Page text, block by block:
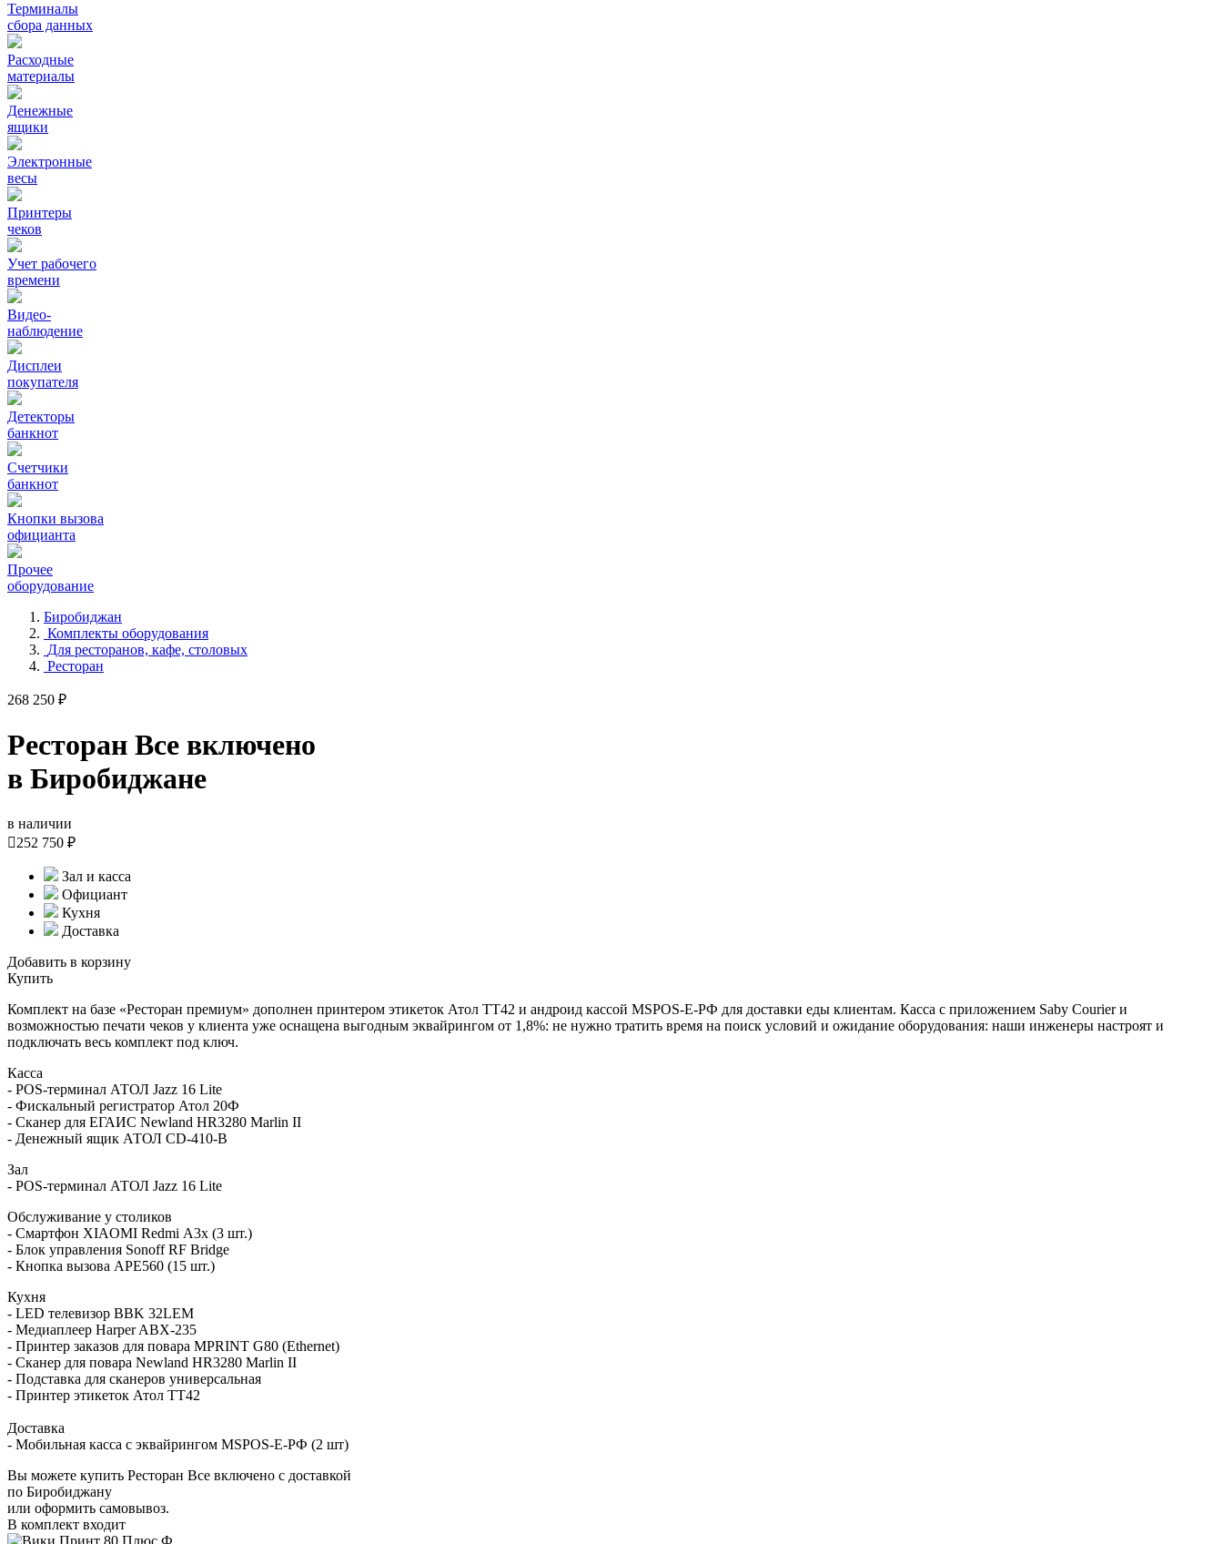
Терминалы
сбора данных
Расходные
материалы
Денежные
ящики
Электронные
весы
Принтеры
чеков
Учет рабочего
времени
Видео‑
наблюдение
Дисплеи
покупателя
Детекторы
банкнот
Счетчики
банкнот
Кнопки вызова
официанта
Прочее
оборудование
Биробиджан
Комплекты оборудования
Для ресторанов, кафе, столовых
Ресторан
268 250 ₽
Ресторан Все включено
в Биробиджане
в наличии
252 750 ₽
Зал и касса
Официант
Кухня
Доставка
Добавить в корзину
Купить
Комплект на базе «Ресторан премиум» дополнен принтером этикеток Атол ТТ42 и андроид кассой MSPOS-E-РФ для доставки еды клиентам. Касса с приложением Saby Courierи
возможностью печати чеков у клиента уже оснащена выгодным эквайрингом от 1,8%: не нужно тратить время на поиск условий и ожидание оборудования: наши инженеры настроят и
подключать весь комплект под ключ.
Касса
- POS-терминал АТОЛ Jazz 16 Lite
- Фискальный регистратор Атол 20Ф
- Сканер для ЕГАИС Newland HR3280 Marlin II
- Денежный ящик АТОЛ CD-410-В
Зал
- POS-терминал АТОЛ Jazz 16 Lite
Обслуживание у столиков
- Смартфон XIAOMI Redmi А3x (3 шт.)
- Блок управления Sonoff RF Bridge
- Кнопка вызова АРЕ560 (15 шт.)
Кухня
- LED телевизор BBK 32LEM
- Медиаплеер Harper ABX-235
- Принтер заказов для повара MPRINT G80 (Ethernet)
- Сканер для повара Newland HR3280 Marlin II
- Подставка для сканеров универсальная
- Принтер этикеток Атол ТТ42
Доставка
- Мобильная касса с эквайрингом MSPOS-E-РФ (2 шт)
Вы можете купить Ресторан Все включено с доставкой
по Биробиджану
или оформить самовывоз.
В комплект входит